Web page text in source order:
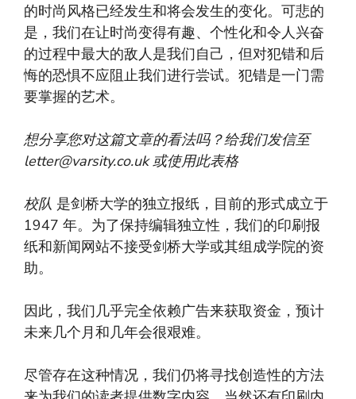
的时尚风格已经发生和将会发生的变化。可悲的
是，我们在让时尚变得有趣、个性化和令人兴奋
的过程中最大的敌人是我们自己，但对犯错和后
悔的恐惧不应阻止我们进行尝试。犯错是一门需
要掌握的艺术。
想分享您对这篇文章的看法吗？给我们发信至
letter@varsity.co.uk或使用此表格
校队 是剑桥大学的独立报纸，目前的形式成立于
1947 年。为了保持编辑独立性，我们的印刷报
纸和新闻网站不接受剑桥大学或其组成学院的资
助。
因此，我们几乎完全依赖广告来获取资金，预计
未来几个月和几年会很艰难。
尽管存在这种情况，我们仍将寻找创造性的方法